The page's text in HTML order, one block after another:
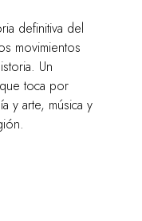
definitiva del
movimientos
Un
toca por
y arte, música y